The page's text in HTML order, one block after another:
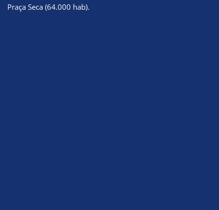
Praça Seca (64.000 hab).